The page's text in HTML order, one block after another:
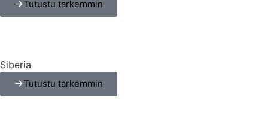
Tutustu tarkemmin
Siberia
Tutustu tarkemmin